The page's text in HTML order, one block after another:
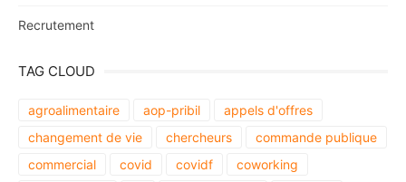
Recrutement
TAG CLOUD
agroalimentaire aop-pribil
appels d'offres
changement de vie
chercheurs
commande publique
commercial
covid covidf
coworking